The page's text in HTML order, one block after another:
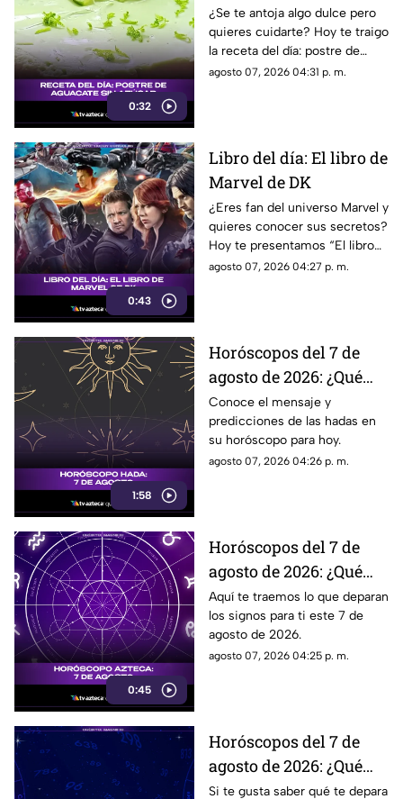
0:32
saludable y sin azúcar
¿Se te antoja algo dulce pero
quieres cuidarte? Hoy te traigo
la receta del día: postre de
aguacate sin azúcar que te va
agosto 07, 2026 04:31 p. m.
0:43
Libro del día: El libro de
Marvel de DK
¿Eres fan del universo Marvel y
quieres conocer sus secretos?
Hoy te presentamos “El libro
de Marvel de DK”, una guía
agosto 07, 2026 04:27 p. m.
1:58
Horóscopos del 7 de
agosto de 2026: ¿Qué
revelan las hadas hoy?
Conoce el mensaje y
predicciones de las hadas en
su horóscopo para hoy.
agosto 07, 2026 04:26 p. m.
0:45
Horóscopos del 7 de
agosto de 2026: ¿Qué
revelan los aztecas
hoy?
Aquí te traemos lo que deparan
los signos para ti este 7 de
agosto de 2026.
agosto 07, 2026 04:25 p. m.
Horóscopos del 7 de
agosto de 2026: ¿Qué
revelan las cartas del
Si te gusta saber qué te depara